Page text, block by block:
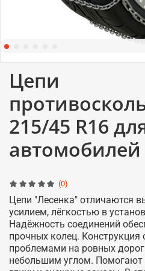
(0)
Цепи
215/45 R16
автомобилей
Цепи "Лесенка" отличаются
усилием, лёгкостью в
Надёжность соединений
прочных колец. Конструкция
проблемами на ровных
небольшим углом. Помогают